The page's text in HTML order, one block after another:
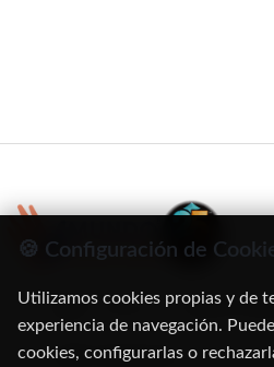
C/ Oruro, 11. 28016
91 345 06 26
🍪 Configuración de
Utilizamos cookies propias y de
experiencia de navegación.
cookies, configurarlas o